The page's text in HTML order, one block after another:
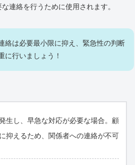
連絡を行うために使用されます。
絡は必要最小限に抑え、緊急性の判断
に行いましょう！
生し、早急な対応が必要な場合。顧
抑えるため、関係者への連絡が不可